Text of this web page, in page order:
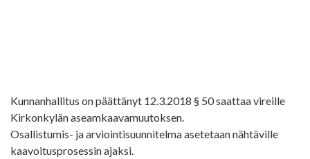
Kunnanhallitus on päättänyt 12.3.2018 § 50 saattaa vireille
Kirkonkylän aseamkaavamuutoksen.
Osallistumis- ja arviointisuunnitelma asetetaan nähtäville
kaavoitusprosessin ajaksi.